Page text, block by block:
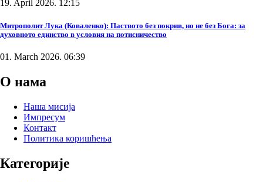
19. April 2026. 12:15
Митрополит Лука (Коваленко): Паството без покрив, но не без Бога: за
духовното единство в условия на потисничество
01. March 2026. 06:39
О нама
Наша мисија
Импресум
Контакт
Политика коришћења
Категорије